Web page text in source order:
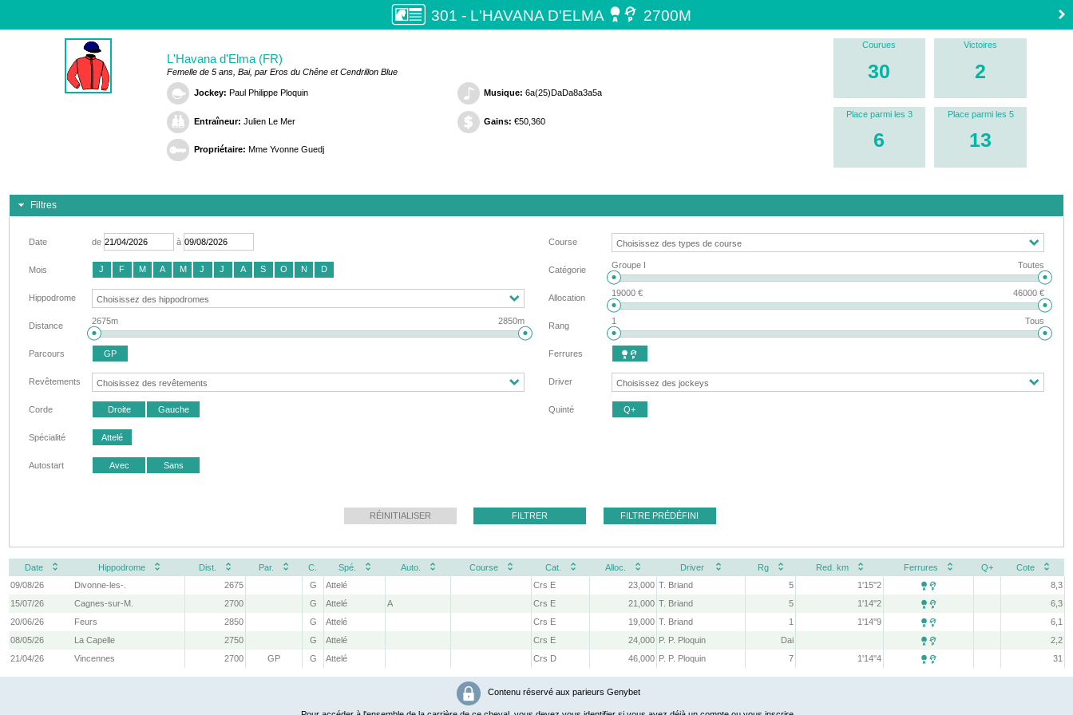
301 - L'HAVANA D'ELMA  2700M
L'Havana d'Elma (FR)
Femelle de 5 ans, Bai, par Eros du Chêne et Cendrillon Blue
Jockey: Paul Philippe Ploquin
Entraîneur: Julien Le Mer
Propriétaire: Mme Yvonne Guedj
Musique: 6a(25)DaDa8a3a5a
Gains: €50,360
Courues
30
Victoires
2
Place parmi les 3
6
Place parmi les 5
13
Filtres
Date de à
Mois J F M A M J J A S O N D
Hippodrome
Distance 2675m 2850m
Parcours GP
Revêtements
Corde Droite Gauche
Spécialité Attelé
Autostart Avec Sans
Course
Catégorie Groupe I Toutes
Allocation 19000 € 46000 €
Rang 1 Tous
Ferrures 
Driver
Quinté Q+
RÉINITIALISER FILTRER FILTRE PRÉDÉFINI
Date Hippodrome Dist. Par. C. Spé. Auto. Course Cat. Alloc. Driver Rg Red. km Ferrures Q+
Cote
09/08/26
Divonne-les-. 2675 G Attelé Crs E 23,000 T. Briand 5 1'15''2 
8,3
15/07/26
Cagnes-sur-M. 2700 G Attelé A Crs E 21,000 T. Briand 5 1'14''2 
6,3
20/06/26
Feurs 2850 G Attelé Crs E 19,000 T. Briand 1 1'14''9 
6,1
08/05/26
La Capelle 2750 G Attelé Crs E 24,000 P. P. Ploquin Dai 
2,2
21/04/26
Vincennes 2700 GP G Attelé Crs D 46,000 P. P. Ploquin 7 1'14''4  31
Contenu réservé aux parieurs Genybet